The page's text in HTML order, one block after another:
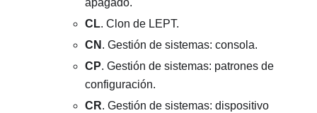
apagado.
CL. Clon de LEPT.
CN . Gestión de sistemas: consola.
CP. Gestión de sistemas: patrones de
configuración.
CR. Gestión de sistemas: dispositivo